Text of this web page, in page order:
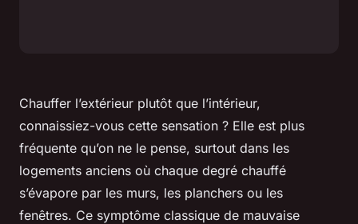
Chauffer l’extérieur plutôt que l’intérieur,
connaissiez-vous cette sensation ? Elle est plus
fréquente qu’on ne le pense, surtout dans les
logements anciens où chaque degré chauffé
s’évapore par les murs, les planchers ou les
fenêtres. Ce symptôme classique de mauvaise